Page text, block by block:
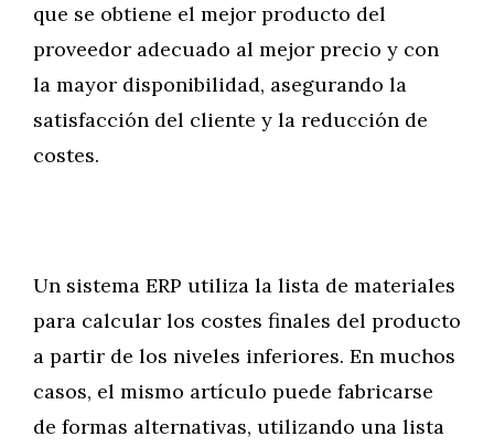
que se obtiene el mejor producto del
proveedor adecuado al mejor precio y con
la mayor disponibilidad, asegurando la
satisfacción del cliente y la reducción de
costes.
Un sistema ERP utiliza la lista de materiales
para calcular los costes finales del producto
a partir de los niveles inferiores. En muchos
casos, el mismo artículo puede fabricarse
de formas alternativas, utilizando una lista